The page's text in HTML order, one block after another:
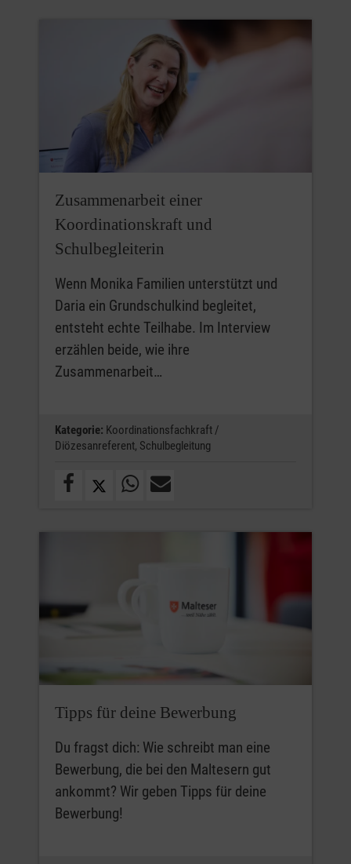
Zusammenarbeit einer
Koordinationskraft und
Schulbegleiterin
Wenn Monika Familien unterstützt und
Daria ein Grundschulkind begleitet,
entsteht echte Teilhabe. Im Interview
erzählen beide, wie ihre
Zusammenarbeit…
Kategorie: Koordinationsfachkraft /
Diözesanreferent, Schulbegleitung
Tipps für deine Bewerbung
Du fragst dich: Wie schreibt man eine
Bewerbung, die bei den Maltesern gut
ankommt? Wir geben Tipps für deine
Bewerbung!